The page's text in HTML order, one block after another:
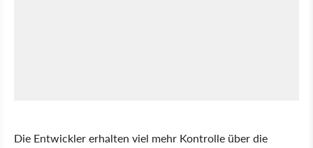
Die Entwickler erhalten viel mehr Kontrolle über die